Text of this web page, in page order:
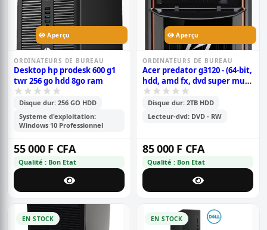
Aperçu
ORDINATEURS DE BUREAU
Desktop hp prodesk 600 g1
twr 256 go hdd 8go ram
Disque dur: 256 GO HDD
Systeme d'exploitation:
Windows 10 Professionnel
55 000 F CFA
Qualité : Bon Etat
Aperçu
ORDINATEURS DE BUREAU
Acer predator g3120 - (64-bit,
hdd, amd fx, dvd super multi
dl, negro, , amd fx(1gb)-6100
six-core cpu 3.30ghz ) 2tb
hdd - 8gb ram
Disque dur: 2TB HDD
Lecteur-dvd: DVD - RW
85 000 F CFA
Qualité : Bon Etat
EN STOCK EN STOCK